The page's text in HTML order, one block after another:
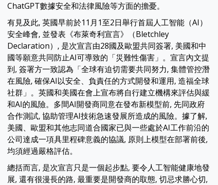
ChatGPT數據安全和法律風險等方面的擔憂。
有見及此, 英國早前於11月1至2日舉行首屆人工智能（AI）
安全峰會, 並發表《布萊奇利宣言》（Bletchley
Declaration）, 是次宣言由28國及歐盟共同簽署, 美國和中
國等願意共同防止AI可導致的「災難性傷害」。宣言內文提
到, 簽署方一致認為「全球有迫切需要共同努力, 集體管控潛
在風險, 確保AI以安全、負責任的方式開發和運用, 造福全球
社群」。英國和美國在會上宣布將自行建立機構來評估與緩
和AI的風險。多間AI開發商同意在發布新模型前, 先同政府
合作測試, 協助管理AI技術急速發展所造成的風險。據了解,
美國、歐盟和其他志同道合國家已與一些處於AI工作前沿的
公司達成一項具里程碑意義的協議, 原則上模型在部署前後,
均須經過嚴格評估。
總括而言, 是次宣言只是一個起步點, 要令人工智能健康地發
展, 還有很漫長的路, 最重要是開發商的取態, 切忌求勝心切,